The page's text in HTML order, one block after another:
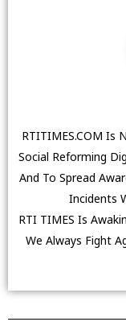
RTITIMES.COM Is
Social Reforming
And To Spread
Incidents
RTI TIMES Is
We Always Fight